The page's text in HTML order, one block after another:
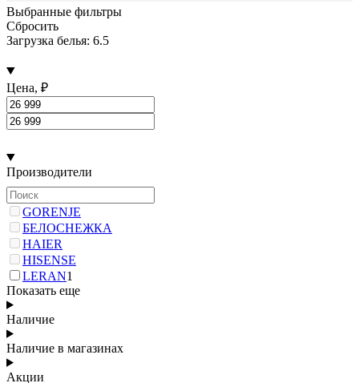
Выбранные фильтры
Сбросить
Загрузка белья: 6.5
Цена, ₽
Производители
GORENJE
БЕЛОСНЕЖКА
HAIER
HISENSE
LERAN1
Показать еще
Наличие
Наличие в магазинах
Акции